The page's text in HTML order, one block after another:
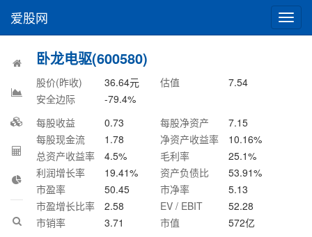
切
换
爱股网
卧龙电驱(600580)
股价(昨收) 36.64元 估值
7.54
安全边际
-79.4%
每股收益
0.73 每股净资产
7.15
每股现金流
1.78 净资产收益率 10.16%
总资产收益率
4.5% 毛利率 25.1%
利润增长率
19.41% 资产负债比 53.91%
市盈率
50.45 市净率
5.13
市盈增长比率
2.58 EV / EBIT
52.28
市销率
3.71 市值 572亿